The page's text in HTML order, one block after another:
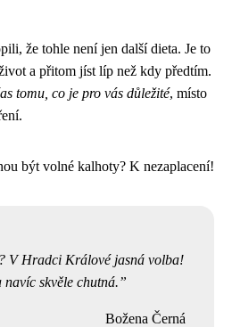
že tohle není jen další dieta. Je to
a přitom jíst líp než kdy předtím.
tomu, co je pro vás důležité, místo
být volné kalhoty? K nezaplacení!
V Hradci Králové jasná volba!
skvěle chutná.
Božena Černá